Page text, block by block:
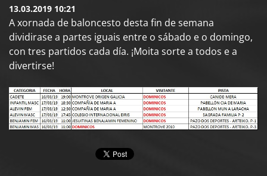
13.03.2019 10:21
A xornada de baloncesto desta fin de semana
dividirase a partes iguais entre o sábado e o domingo,
con tres partidos cada día. ¡Moita sorte a todos e a
divertirse!